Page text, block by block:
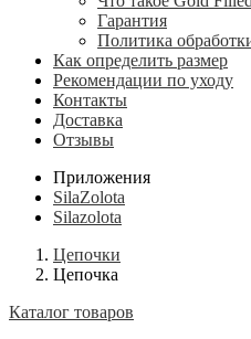
Гарантия
Политика
Как определить размер
Рекомендации по уходу
Контакты
Доставка
Отзывы
Приложения
SilaZolota
Silazolota
Цепочки
Цепочка
Каталог товаров